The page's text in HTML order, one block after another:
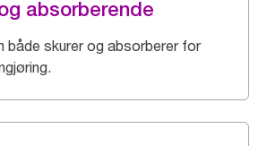
absorberende
både skurer og absorberer for